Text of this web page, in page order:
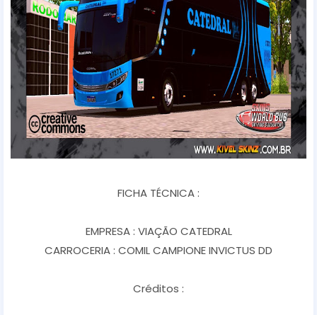
FICHA TÉCNICA :
EMPRESA : VIAÇÃO CATEDRAL
CARROCERIA : COMIL CAMPIONE INVICTUS DD
Créditos :